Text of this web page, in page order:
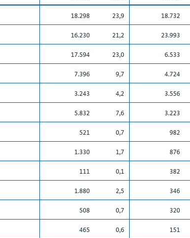
18.298 23,9 18.732
16.230 21,2 23.993
17.594 23,0 6.533
7.396 9,7 4.724
3.243 4,2 3.556
5.832 7,6 3.223
521 0,7 982
1.330 1,7 876
111 0,1 382
1.880 2,5 346
508 0,7 320
465 0,6 151